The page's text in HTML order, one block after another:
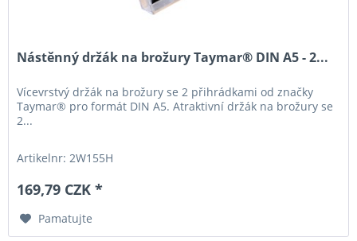
Nástěnný držák na brožury Taymar® DIN A5 - 2...
Vícevrstvý držák na brožury se 2 přihrádkami od značky
Taymar® pro formát DIN A5. Atraktivní držák na brožury se
2...
Artikelnr: 2W155H
169,79 CZK *
Pamatujte